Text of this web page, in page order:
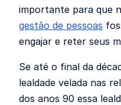
importante para que
gestão de pessoas
engajar e reter seus
Se até o final da
lealdade velada nas
dos anos 90 essa